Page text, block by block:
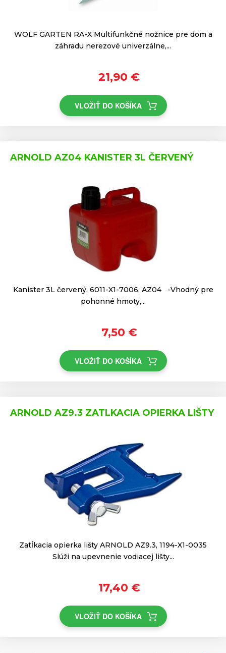
WOLF GARTEN RA-X Multifunkčné nožnice pre dom a
záhradu nerezové univerzálne,...
21,90 €
VLOŽIŤ DO KOŠÍKA
ARNOLD AZ04 KANISTER 3L ČERVENÝ
Kanister 3L červený, 6011-X1-7006, AZ04 -Vhodný pre
pohonné hmoty,...
7,50 €
VLOŽIŤ DO KOŠÍKA
ARNOLD AZ9.3 ZATLKACIA OPIERKA LIŠTY
Zatĺkacia opierka lišty ARNOLD AZ9.3, 1194-X1-0035
Slúži na upevnenie vodiacej lišty...
17,40 €
VLOŽIŤ DO KOŠÍKA